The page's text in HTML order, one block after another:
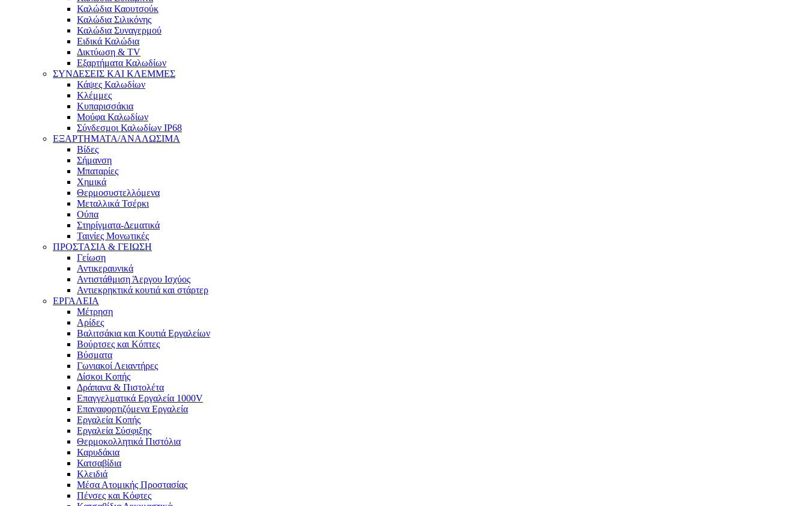
Καλώδια Καουτσούκ
Καλώδια Σιλικόνης
Καλώδια Συναγερμού
Ειδικά Καλώδια
Δικτύωση & TV
Εξαρτήματα Καλωδίων
ΣΥΝΔΕΣΕΙΣ ΚΑΙ ΚΛΕΜΜΕΣ
Κάψες Καλωδίων
Κλέμμες
Κυπαρισσάκια
Μούφα Καλωδίων
Σύνδεσμοι Καλωδίων IP68
ΕΞΑΡΤΗΜΑΤΑ/ΑΝΑΛΩΣΙΜΑ
Βίδες
Σήμανση
Μπαταρίες
Χημικά
Θερμοσυστελλόμενα
Μεταλλικά Τσέρκι
Ούπα
Στηρίγματα-Δεματικά
Ταινίες Μονωτικές
ΠΡΟΣΤΑΣΙΑ & ΓΕΙΩΣΗ
Γείωση
Αντικεραυνικά
Αντιστάθμιση Άεργου Ισχύος
Αντιεκρηκτικά κουτιά και στάρτερ
ΕΡΓΑΛΕΙΑ
Μέτρηση
Αρίδες
Βαλιτσάκια και Κουτιά Εργαλείων
Βούρτσες και Κόπτες
Βύσματα
Γωνιακοί Λειαντήρες
Δίσκοι Κοπής
Δράπανα & Πιστολέτα
Επαγγελματικά Εργαλεία 1000V
Επαναφορτιζόμενα Εργαλεία
Εργαλεία Κοπής
Εργαλεία Σύσφιξης
Θερμοκολλητικά Πιστόλια
Καρυδάκια
Κατσαβίδια
Κλειδιά
Μέσα Ατομικής Προστασίας
Πένσες και Κόφτες